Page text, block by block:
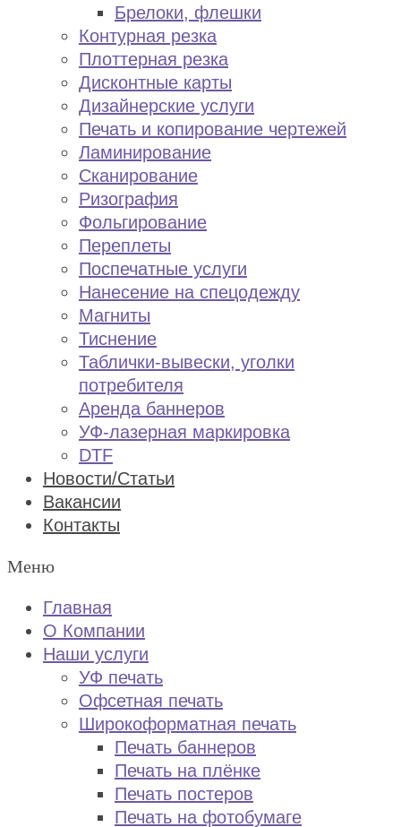
Брелоки, флешки
Контурная резка
Плоттерная резка
Дисконтные карты
Дизайнерские услуги
Печать и копирование чертежей
Ламинирование
Сканирование
Ризография
Фольгирование
Переплеты
Поспечатные услуги
Нанесение на спецодежду
Магниты
Тиснение
Таблички-вывески, уголки
потребителя
Аренда баннеров
УФ-лазерная маркировка
DTF
Новости/Статьи
Вакансии
Контакты
Меню
Главная
О Компании
Наши услуги
УФ печать
Офсетная печать
Широкоформатная печать
Печать баннеров
Печать на плёнке
Печать постеров
Печать на фотобумаге